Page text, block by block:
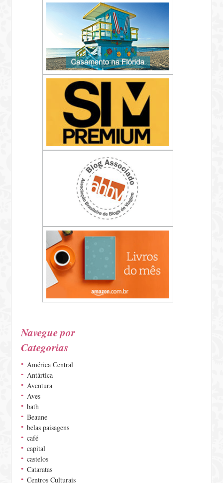
Navegue por
Categorias
América Central
Antártica
Aventura
Aves
bath
Beaune
belas paisagens
café
capital
castelos
Cataratas
Centros Culturais